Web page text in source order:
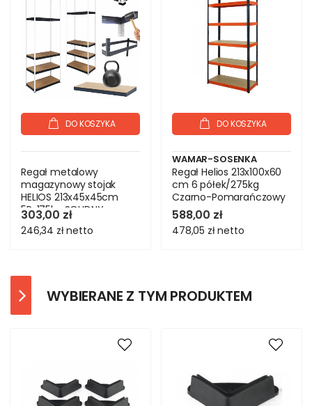
DO KOSZYKA
Regał metalowy
magazynowy stojak
HELIOS 213x45x45cm
5Px175kg SOLIDNY
303,00 zł
246,34 złnetto
DO KOSZYKA
WAMAR-SOSENKA
Regał Helios 213x100x60
cm 6 półek/275kg
Czarno-Pomarańczowy
588,00 zł
478,05 złnetto
WYBIERANE Z TYM PRODUKTEM